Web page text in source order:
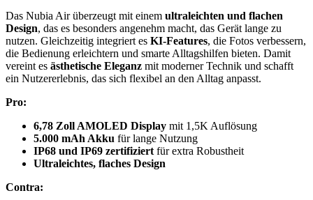
Das Nubia Air überzeugt mit einem ultraleichten und flachen
Design, das es besonders angenehm macht, das Gerät lange zu
nutzen. Gleichzeitig integriert es KI-Features, die Fotos verbessern,
die Bedienung erleichtern und smarte Alltagshilfen bieten. Damit
vereint es ästhetische Eleganz mit moderner Technik und schafft
ein Nutzererlebnis, das sich flexibel an den Alltag anpasst.
Pro:
6,78 Zoll AMOLED Display mit 1,5K Auflösung
5.000 mAh Akku für lange Nutzung
IP68 und IP69 zertifiziert für extra Robustheit
Ultraleichtes, flaches Design
Contra: